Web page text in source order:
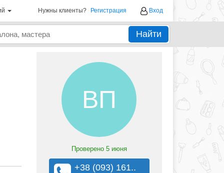
Нужны клиенты? Регистрация Вход
Найти
ВП
Проверено 5 июня
+38 (093) 161..